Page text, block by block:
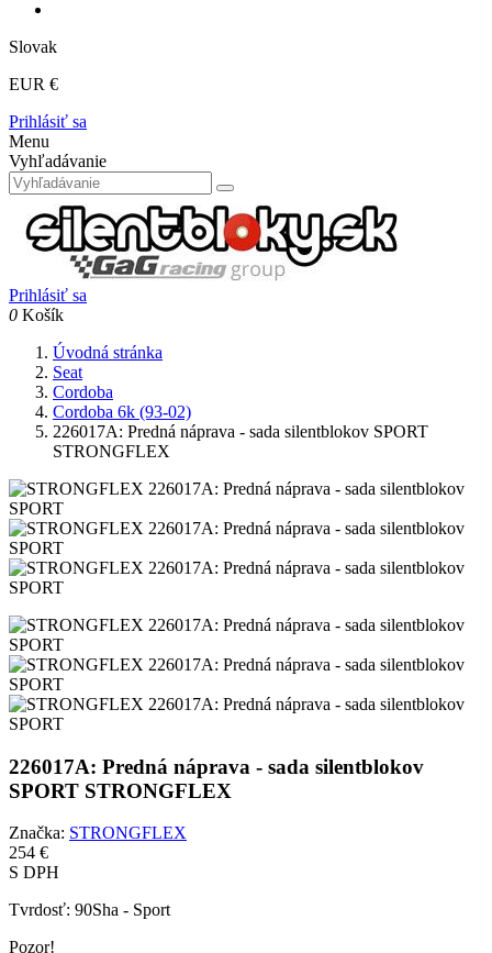
Slovak
EUR €
Prihlásiť sa
Menu
Vyhľadávanie
Prihlásiť sa
0 Košík
Úvodná stránka
Seat
Cordoba
Cordoba 6k (93-02)
226017A: Predná náprava - sada silentblokov SPORT
STRONGFLEX
226017A: Predná náprava - sada silentblokov
SPORT STRONGFLEX
Značka: STRONGFLEX
254 €
S DPH
Tvrdosť: 90Sha - Sport
Pozor!